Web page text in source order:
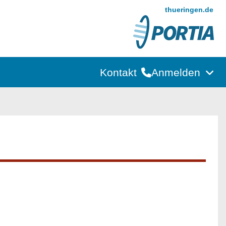
thueringen.de
Kontakt Anmelden